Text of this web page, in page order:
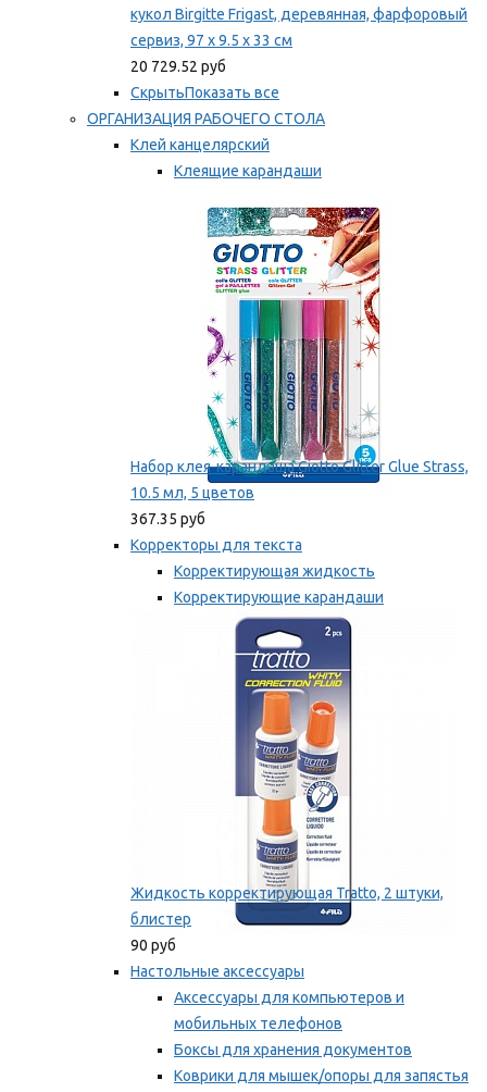
кукол Birgitte Frigast, деревянная, фарфоровый
сервиз, 97 x 9.5 x 33 см
20 729.52 руб
СкрытьПоказать все
ОРГАНИЗАЦИЯ РАБОЧЕГО СТОЛА
Клей канцелярский
Клеящие карандаши
Мы рекомендуем
Набор клея-карандаша Giotto Glitter Glue Strass,
10.5 мл, 5 цветов
367.35 руб
Корректоры для текста
Корректирующая жидкость
Корректирующие карандаши
Корректирующие ленты
Мы рекомендуем
Жидкость корректирующая Tratto, 2 штуки,
блистер
90 руб
Настольные аксессуары
Аксессуары для компьютеров и
мобильных телефонов
Боксы для хранения документов
Коврики для мышек/опоры для запястья